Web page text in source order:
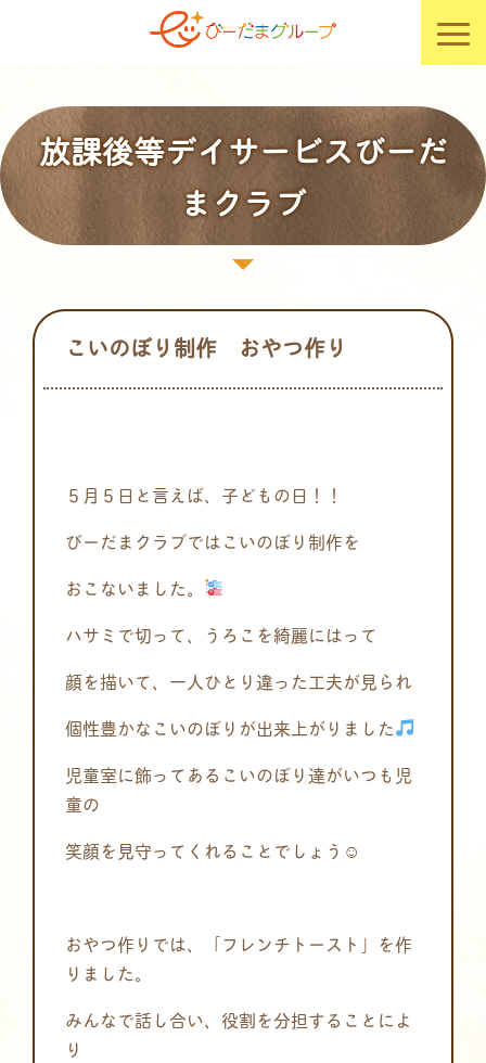
放課後等デイサービスびーだ
まクラブ
こいのぼり制作 おやつ作り
５月５日と言えば、子どもの日！！
びーだまクラブではこいのぼり制作を
おこないました。
ハサミで切って、うろこを綺麗にはって
顔を描いて、一人ひとり違った工夫が見られ
個性豊かなこいのぼりが出来上がりました
児童室に飾ってあるこいのぼり達がいつも児
童の
笑顔を見守ってくれることでしょう☺
おやつ作りでは、「フレンチトースト」を作
りました。
みんなで話し合い、役割を分担することによ
り